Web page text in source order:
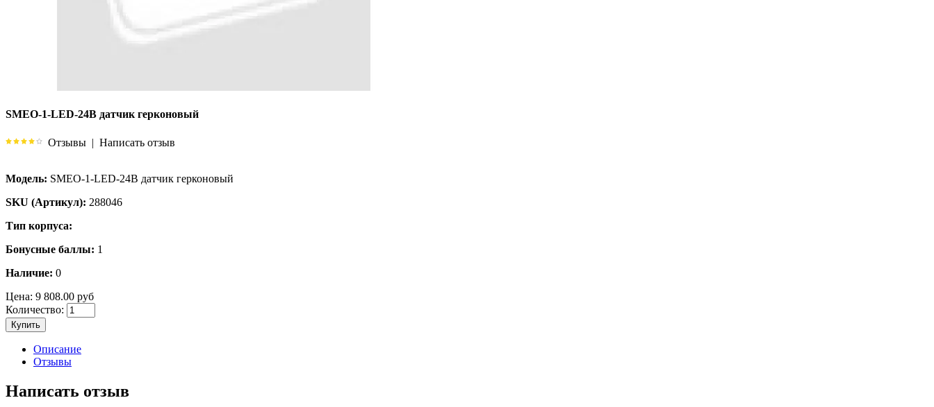
SMEO-1-LED-24B датчик герконовый
Отзывы | Написать отзыв
Модель: SMEO-1-LED-24B датчик герконовый
SKU (Артикул): 288046
Тип корпуса:
Бонусные баллы: 1
Наличие: 0
Цена: 9 808.00 руб
Количество:
Купить
Описание
Отзывы
Написать отзыв